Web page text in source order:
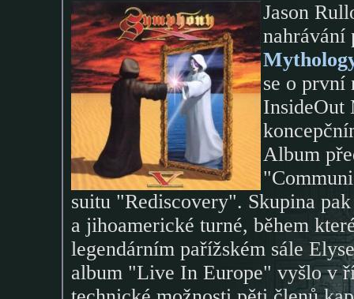
Jason
nahrávání
se o první
InsideOut
Album
suitu "Rediscovery". Skupina
a jihoamerické turné, během
legendárním pařížském sále
album "Live In Europe" vyšlo v